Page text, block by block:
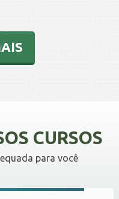
CURSOS
para você